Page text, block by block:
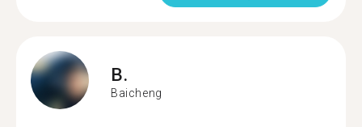
B.
Baicheng